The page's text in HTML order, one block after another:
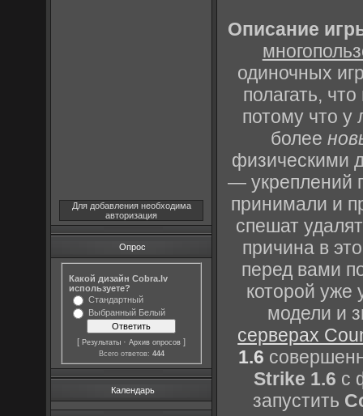
Для добавления необходима
авторизация
Опрос
Какой дизайн Cobra.lv
используете?
Стандартный
Выбранный Белый
[Результаты ·Архив опросов ]
Всего ответов: 444
Календарь
Описание
одиночных
полагать,
потому что
более
физическими
— укреплений
принимали и
спешат
причина в
перед вами
которой уже
модели и
серверах
1.6
Strike 1.6 с
запустить